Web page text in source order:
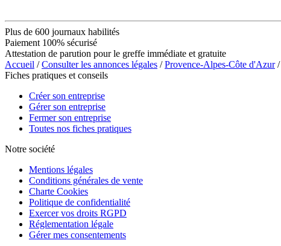
Plus de 600 journaux habilités
Paiement 100% sécurisé
Attestation de parution pour le greffe immédiate et gratuite
Accueil /Consulter les annonces légales /Provence-Alpes-Côte d'Azur/
Fiches pratiques et conseils
Créer son entreprise
Gérer son entreprise
Fermer son entreprise
Toutes nos fiches pratiques
Notre société
Mentions légales
Conditions générales de vente
Charte Cookies
Politique de confidentialité
Exercer vos droits RGPD
Réglementation légale
Gérer mes consentements